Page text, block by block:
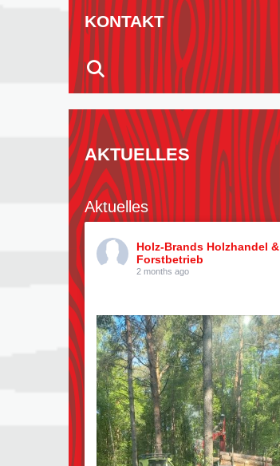
KONTAKT
AKTUELLES
Aktuelles
Holz-Brands Holzhandel &
Forstbetrieb
2 months ago